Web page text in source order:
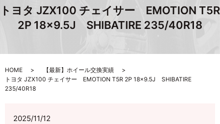
トヨタ JZX100 チェイサー EMOTION T5R
2P 18×9.5J SHIBATIRE 235/40R18
HOME
【最新】ホイール交換実績
トヨタ JZX100 チェイサー EMOTION T5R 2P 18×9.5J SHIBATIRE
235/40R18
2025/11/12